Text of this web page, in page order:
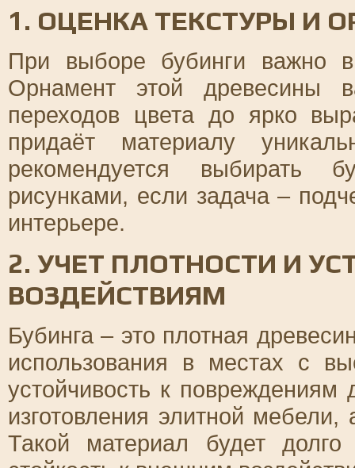
1. ОЦЕНКА ТЕКСТУРЫ И
При выборе бубинги важно
Орнамент этой древесины
переходов цвета до ярко
придаёт материалу
рекомендуется выбирать
рисунками, если задача –
интерьере.
2. УЧЕТ ПЛОТНОСТИ И
ВОЗДЕЙСТВИЯМ
Бубинга – это плотная
использования в местах с
устойчивость к
изготовления элитной
Такой материал будет